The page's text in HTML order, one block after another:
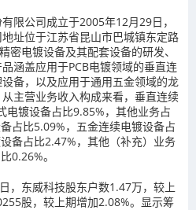
限公司成立于2005年12月29日，
址位于江苏省昆山市巴城镇东定路
密电镀设备及其配套设备的研发、
涵盖应用于PCB电镀领域的垂直连
备，以及应用于通用五金领域的龙
主营业务收入构成来看，垂直连续
电镀设备占比9.85%，其他业务占
占比5.09%，五金连续电镀设备占
备占比2.47%，其他（补充）业务
0.26%。
，东威科技股东户数1.47万，较上
股，较上期增加2.08%。显示筹